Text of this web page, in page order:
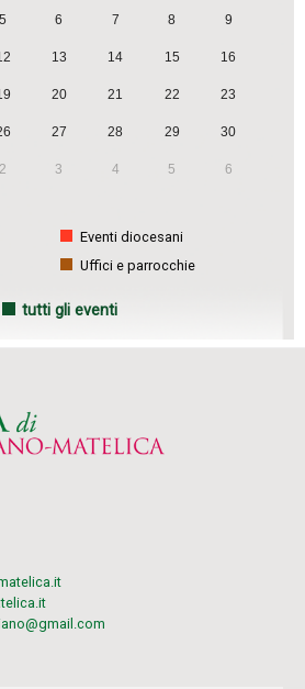
5 6 7 8 9
13 14 15 16
20 21 22 23
27 28 29 30
2 3 4 5 6
Eventi diocesani
Uffici e parrocchie
tutti gli eventi